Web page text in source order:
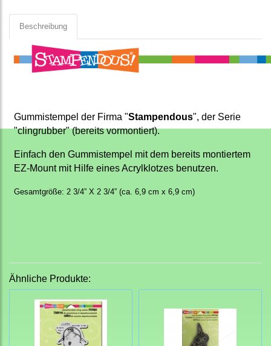
Beschreibung
Gummistempel der Firma "Stampendous", der Serie
"clingrubber" (bereits vormontiert).
Einfach den Gummistempel mit dem bereits montiertem
EZ-Mount mit Hilfe eines Acrylklotzes benutzen.
Gesamtgröße: 2 3/4” X 2 3/4” (ca. 6,9 cm x 6,9 cm)
Ähnliche Produkte: